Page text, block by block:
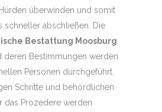
überwinden und somit
schneller abschließen. Die
Bestattung Moosburg
deren Bestimmungen werden
Personen durchgeführt.
Schritte und behördlichen
das Prozedere werden